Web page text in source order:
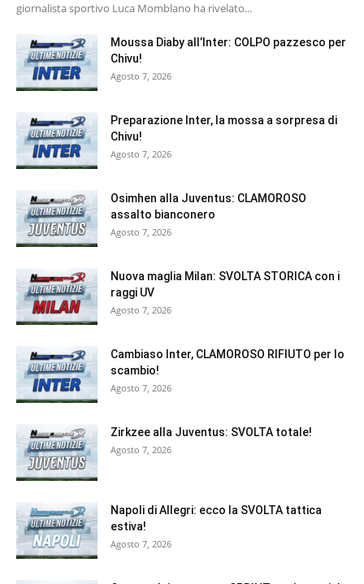
giornalista sportivo Luca Momblano ha rivelato...
Moussa Diaby all’Inter: COLPO pazzesco per
Chivu!
Agosto 7, 2026
Preparazione Inter, la mossa a sorpresa di
Chivu!
Agosto 7, 2026
Osimhen alla Juventus: CLAMOROSO
assalto bianconero
Agosto 7, 2026
Nuova maglia Milan: SVOLTA STORICA con i
raggi UV
Agosto 7, 2026
Cambiaso Inter, CLAMOROSO RIFIUTO per lo
scambio!
Agosto 7, 2026
Zirkzee alla Juventus: SVOLTA totale!
Agosto 7, 2026
Napoli di Allegri: ecco la SVOLTA tattica
estiva!
Agosto 7, 2026